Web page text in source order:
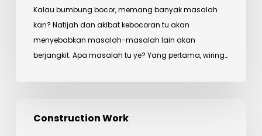
Kalau bumbung bocor, memang banyak masalah
kan? Natijah dan akibat kebocoran tu akan
menyebabkan masalah-masalah lain akan
berjangkit. Apa masalah tu ye? Yang pertama, wiring…
Construction Work
Pengubahsuaian